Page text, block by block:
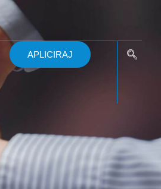
APLICIRAJ